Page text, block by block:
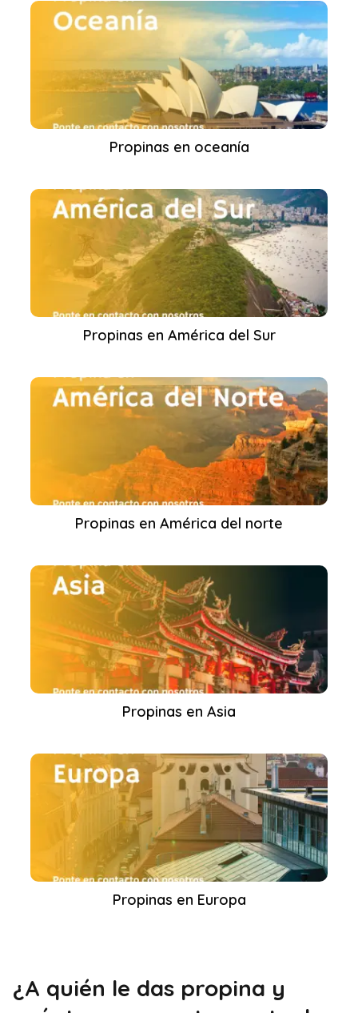
Propinas en oceanía
Propinas en América del Sur
Propinas en América del norte
Propinas en Asia
Propinas en Europa
¿A quién le das propina y